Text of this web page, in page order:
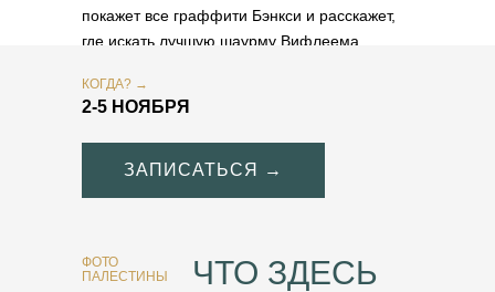
покажет все граффити Бэнкси и расскажет,
где искать лучшую шаурму Вифлеема.
ЗАПИСАТЬСЯ →
2-5 НОЯБРЯ
КОГДА? →
ЧТО ЗДЕСЬ
ФОТО
ПАЛЕСТИНЫ